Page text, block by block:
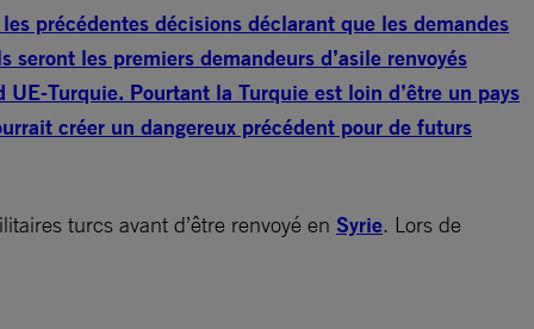
précédentes décisions déclarant que les demandes
les premiers demandeurs d’asile renvoyés
Turquie. Pourtant la Turquie est loin d’être un pays
créer un dangereux précédent pour de futurs
turcs avant d’être renvoyé en Syrie. Lors de